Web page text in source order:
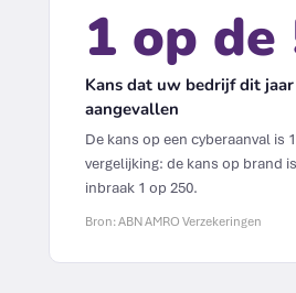
1 op de
Kans dat uw bedrijf dit
aangevallen
De kans op een cyberaanval is
vergelijking: de kans op brand
inbraak 1 op 250.
Bron: ABN AMRO Verzekeringen